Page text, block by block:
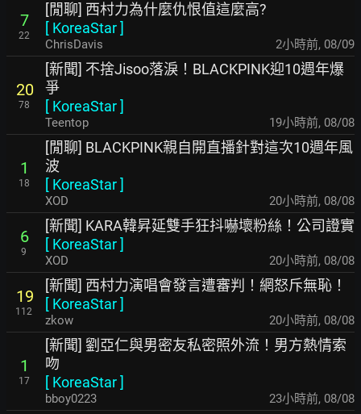
7
22
[閒聊] 西村力為什麼仇恨值這麼高?
[ KoreaStar]
ChrisDavis 2小時前, 08/09
20
78
[新聞] 不捨Jisoo落淚！BLACKPINK迎10週年爆
爭
[ KoreaStar]
Teentop 19小時前, 08/08
1
18
[閒聊] BLACKPINK親自開直播針對這次10週年風
波
[ KoreaStar]
XOD 20小時前, 08/08
6
9
[新聞] KARA韓昇延雙手狂抖嚇壞粉絲！公司證實
[ KoreaStar]
XOD 20小時前, 08/08
19
112
[新聞] 西村力演唱會發言遭審判！網怒斥無恥！
[ KoreaStar]
zkow 20小時前, 08/08
1
17
[新聞] 劉亞仁與男密友私密照外流！男方熱情索
吻
[ KoreaStar]
bboy0223 23小時前, 08/08